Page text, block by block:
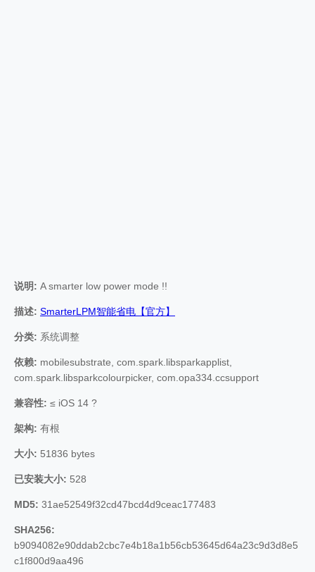
说明: A smarter low power mode !!
描述: SmarterLPM智能省电【官方】
分类: 系统调整
依赖: mobilesubstrate, com.spark.libsparkapplist,
com.spark.libsparkcolourpicker, com.opa334.ccsupport
兼容性: ≤ iOS 14 ?
架构: 有根
大小: 51836 bytes
已安装大小: 528
MD5: 31ae52549f32cd47bcd4d9ceac177483
SHA256:
b9094082e90ddab2cbc7e4b18a1b56cb53645d64a23c9d3d8e5
c1f800d9aa496